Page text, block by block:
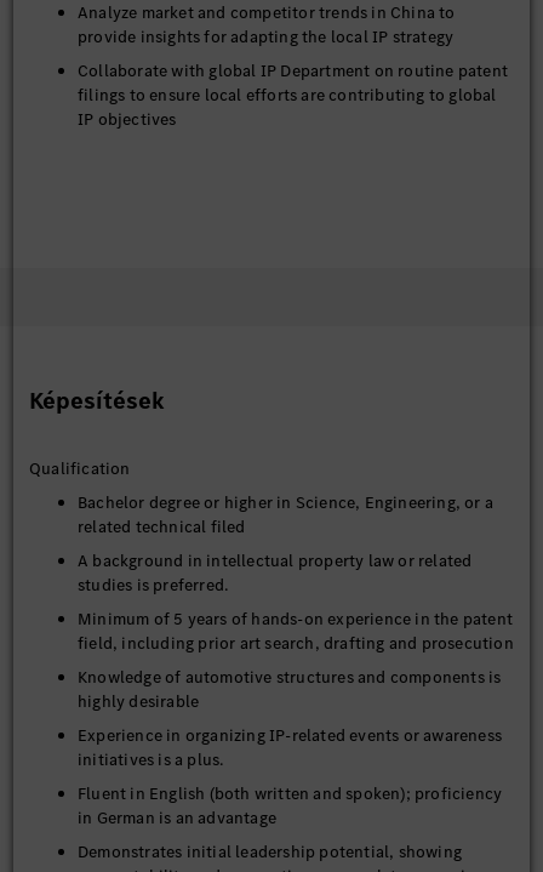
Analyze market and competitor trends in China to
provide insights for adapting the local IP strategy
Collaborate with global IP Department on routine patent
filings to ensure local efforts are contributing to global
IP objectives
Képesítések
Qualification
Bachelor degree or higher in Science, Engineering, or a
related technical filed
A background in intellectual property law or related
studies is preferred.
Minimum of 5 years of hands-on experience in the patent
field, including prior art search, drafting and prosecution
Knowledge of automotive structures and components is
highly desirable
Experience in organizing IP-related events or awareness
initiatives is a plus.
Fluent in English (both written and spoken); proficiency
in German is an advantage
Demonstrates initial leadership potential, showing